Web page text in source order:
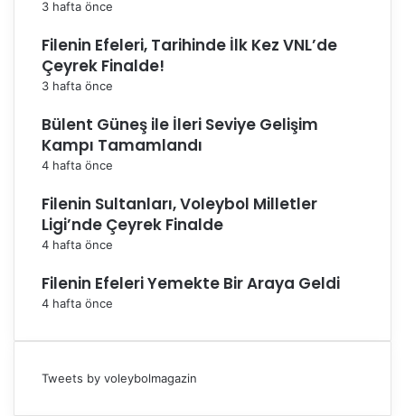
3 hafta önce
Filenin Efeleri, Tarihinde İlk Kez VNL’de
Çeyrek Finalde!
3 hafta önce
Bülent Güneş ile İleri Seviye Gelişim
Kampı Tamamlandı
4 hafta önce
Filenin Sultanları, Voleybol Milletler
Ligi’nde Çeyrek Finalde
4 hafta önce
Filenin Efeleri Yemekte Bir Araya Geldi
4 hafta önce
Tweets by voleybolmagazin